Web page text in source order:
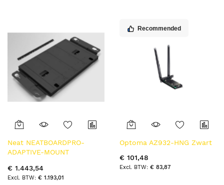
Neat NEATBOARDPRO-
ADAPTIVE-MOUNT
whiteboards Support
Zwart
€ 1.443,54
€ 1.193,01
Recommended
Optoma AZ932-HNG Zwart
€ 101,48
€ 83,87